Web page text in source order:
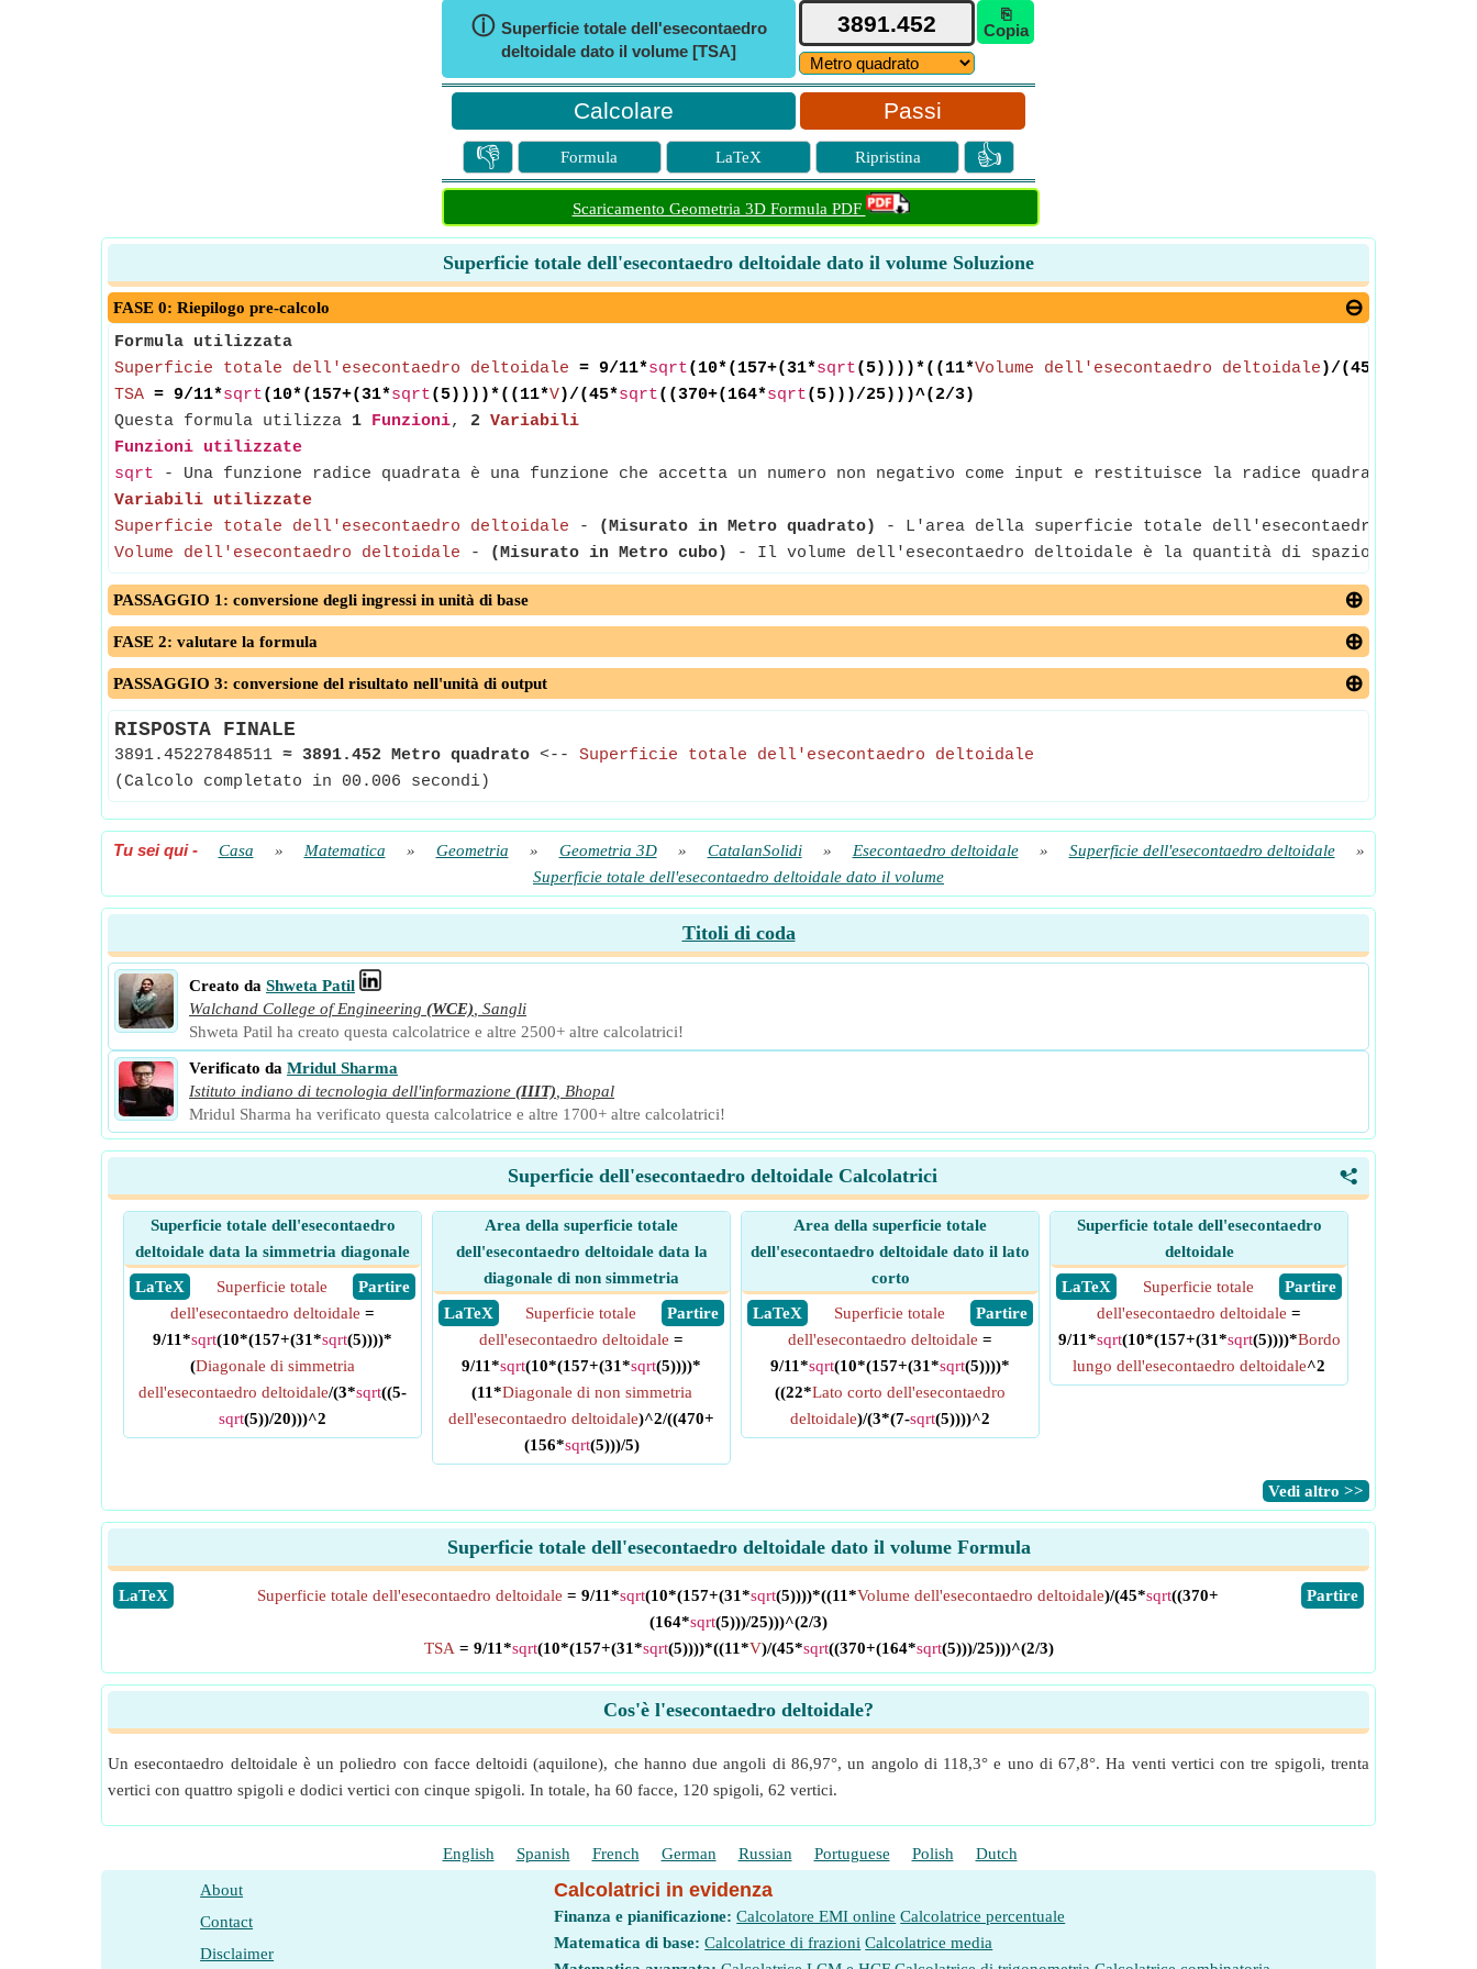
ⓘ Superficie totale dell'esecontaedro
deltoidale dato il volume [TSA]
⎘
Copia
Passi
👎 Formula LaTeX Ripristina 👍
Scaricamento Geometria 3D Formula PDF
Superficie totale dell'esecontaedro deltoidale dato il volume Soluzione
FASE 0: Riepilogo pre-calcolo
Formula utilizzata
Superficie totale dell'esecontaedro deltoidale = 9/11*sqrt(10*(157+(31*sqrt(5))))*((11*Volume dell'esecontaedro deltoidale )/(45*
TSA = 9/11*sqrt(10*(157+(31*sqrt(5))))*((11*V)/(45*sqrt((370+(164*sqrt(5)))/25)))^(2/3)
Questa formula utilizza 1 Funzioni, 2 Variabili
Funzioni utilizzate
sqrt - Una funzione radice quadrata è una funzione che accetta un numero non negativo come input e restituisce la radice quadrata del
Variabili utilizzate
Superficie totale dell'esecontaedro deltoidale - (Misurato in Metro quadrato)
- L'area della superficie totale dell'esecontaedro
Volume dell'esecontaedro deltoidale - (Misurato in Metro cubo) - Il volume dell'esecontaedro deltoidale è la quantità di spazio
PASSAGGIO 1: conversione degli ingressi in unità di base
FASE 2: valutare la formula
PASSAGGIO 3: conversione del risultato nell'unità di output
RISPOSTA FINALE
3891.45227848511 ≈ 3891.452 Metro quadrato <-- Superficie totale dell'esecontaedro deltoidale
(Calcolo completato in 00.006 secondi)
Tu sei qui- Casa » Matematica » Geometria » Geometria 3D » CatalanSolidi » Esecontaedro deltoidale » Superficie dell'esecontaedro deltoidale
»
Superficie totale dell'esecontaedro deltoidale dato il volume
Titoli di coda
Creato da Shweta Patil
Walchand College of Engineering (WCE) Sangli
Shweta Patil ha creato questa calcolatrice e altre 2500+ altre calcolatrici!
Verificato da Mridul Sharma
Istituto indiano di tecnologia dell'informazione (IIIT)
Bhopal
Mridul Sharma ha verificato questa calcolatrice e altre 1700+ altre calcolatrici!
<
Superficie dell'esecontaedro deltoidale Calcolatrici
Superficie totale dell'esecontaedro
deltoidale data la simmetria diagonale
​ LaTeX
​ Partire
Superficie totale
dell'esecontaedro deltoidale =
9/11*sqrt(10*(157+(31*sqrt(5))))*
(Diagonale di simmetria
dell'esecontaedro deltoidale/(3*sqrt((5-
sqrt(5))/20)))^2
Area della superficie totale
dell'esecontaedro deltoidale data la
diagonale di non simmetria
​ LaTeX
​ Partire
Superficie totale
dell'esecontaedro deltoidale =
9/11*sqrt(10*(157+(31*sqrt(5))))*
(11*Diagonale di non simmetria
dell'esecontaedro deltoidale)^2/((470+
(156*sqrt(5)))/5)
Area della superficie totale
dell'esecontaedro deltoidale dato il lato
corto
​ LaTeX
​ Partire
Superficie totale
dell'esecontaedro deltoidale =
9/11*sqrt(10*(157+(31*sqrt(5))))*
((22*Lato corto dell'esecontaedro
deltoidale)/(3*(7-sqrt(5))))^2
Superficie totale dell'esecontaedro
deltoidale
​ LaTeX
​ Partire
Superficie totale
dell'esecontaedro deltoidale =
9/11*sqrt(10*(157+(31*sqrt(5))))*Bordo
lungo dell'esecontaedro deltoidale^2
​Vedi altro >>
Superficie totale dell'esecontaedro deltoidale dato il volume Formula
​LaTeX ​Partire
Superficie totale dell'esecontaedro deltoidale = 9/11*sqrt(10*(157+(31*sqrt(5))))*((11*Volume dell'esecontaedro deltoidale)/(45*sqrt((370+
(164*sqrt(5)))/25)))^(2/3)
TSA = 9/11*sqrt(10*(157+(31*sqrt(5))))*((11*V)/(45*sqrt((370+(164*sqrt(5)))/25)))^(2/3)
Cos'è l'esecontaedro deltoidale?
Un esecontaedro deltoidale è un poliedro con facce deltoidi (aquilone), che hanno due angoli di 86,97°, un angolo di 118,3° e uno di 67,8°. Ha venti vertici con tre spigoli, trenta
vertici con quattro spigoli e dodici vertici con cinque spigoli. In totale, ha 60 facce, 120 spigoli, 62 vertici.
English Spanish French German Russian Portuguese Polish Dutch
About
Contact
Disclaimer
Calcolatrici in evidenza
Finanza e pianificazione: Calcolatore EMI online Calcolatrice percentuale
Matematica di base: Calcolatrice di frazioni Calcolatrice media